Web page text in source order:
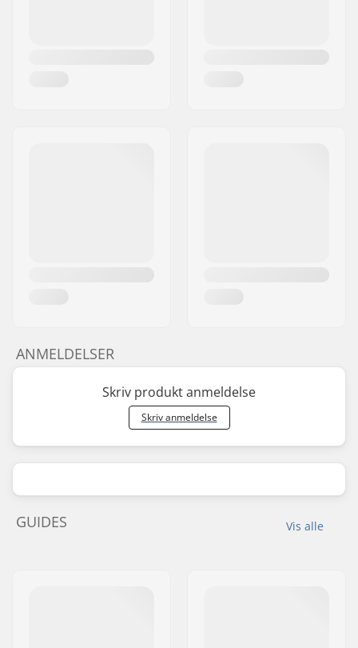
ANMELDELSER
Skriv produkt anmeldelse
Skriv anmeldelse
Vis alle
GUIDES